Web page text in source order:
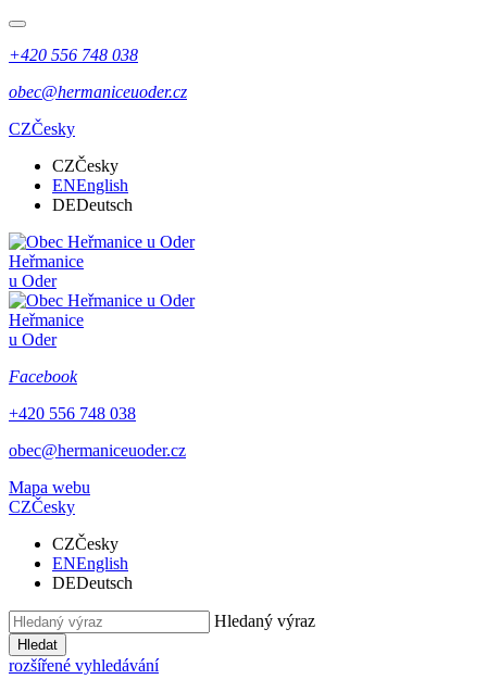
+420 556 748 038
obec@hermaniceuoder.cz
CZČesky
CZČesky
ENEnglish
DEDeutsch
Heřmanice
u Oder
Heřmanice
u Oder
Facebook
+420 556 748 038
obec@hermaniceuoder.cz
Mapa webu
CZČesky
CZČesky
ENEnglish
DEDeutsch
Hledaný výraz
Hledat
rozšířené vyhledávání